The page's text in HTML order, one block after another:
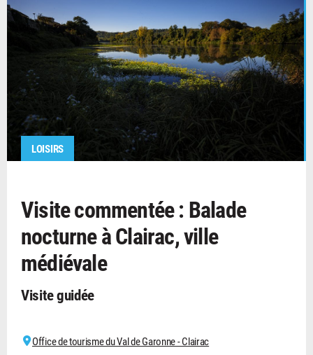
LOISIRS
Visite commentée : Balade
nocturne à Clairac, ville
médiévale
Visite guidée
Office de tourisme du Val de Garonne - Clairac